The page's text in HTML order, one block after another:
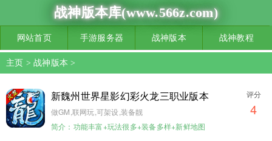
战神版本库(www.566z.com)
网站首页 手游服务器 战神版本 战神教程
主页 >战神版本 >
新魏州世界星影幻彩火龙三职业版本
做GM,联网玩,可架设,装备靓
简介：功能丰富+玩法很多+装备多样+新鲜地图
评分
4